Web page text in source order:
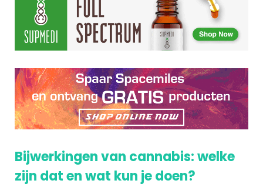
Bijwerkingen van cannabis: welke
zijn dat en wat kun je doen?